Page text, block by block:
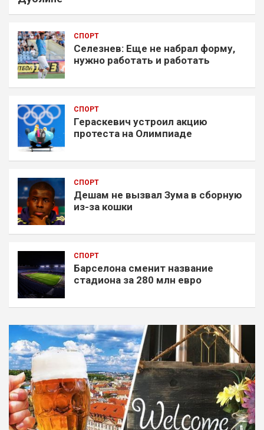
СПОРТ
Селезнев: Еще не набрал форму,
нужно работать и работать
СПОРТ
Гераскевич устроил акцию
протеста на Олимпиаде
СПОРТ
Дешам не вызвал Зума в сборную
из-за кошки
СПОРТ
Барселона сменит название
стадиона за 280 млн евро